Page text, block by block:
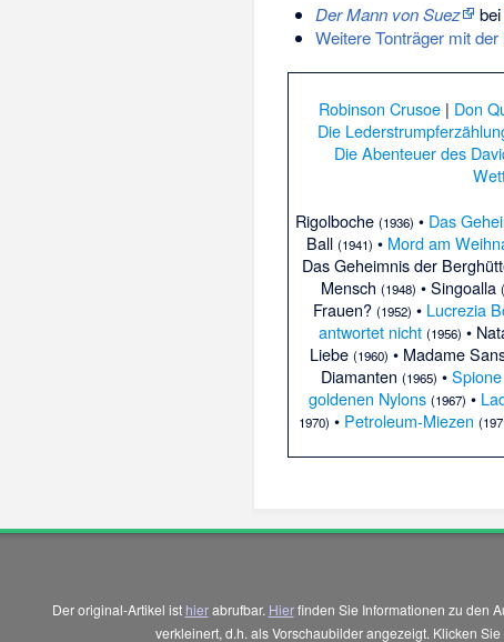
Der Mann von Suez bei
Weitere Tonträger mit
Robinson Crusoe | Don
Die
Die Abenteuer des
Rigolboche(1936) • Das
Ball (1941) • Mord am
Das Geheimnis der
Mensch(1948) • Singoalla
Frauen?(1952) • Lucrezia
antwortet nicht (1956) •
Liebe (1960) • Madame
Diamanten(1965) •
goldenen Nylons (1967) •
1970) • Petroleum-Miezen
Der original-Artikel ist hierabrufbar. Hierfinden Sie Informationen zu den
verkleinert, d.h. als Vorschaubilder angezeigt. Klicken